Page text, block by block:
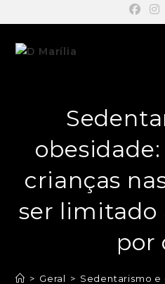
crianças
ser limitado
por
> Geral > Sedentarismo e